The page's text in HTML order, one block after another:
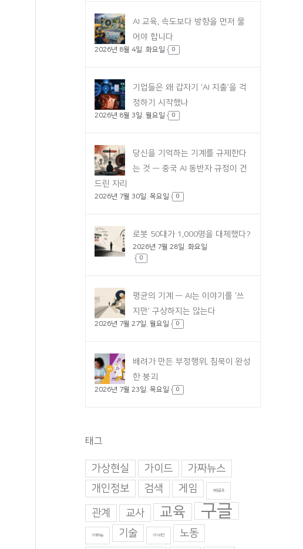
AI 교육, 속도보다 방향을 먼저 물
어야 합니다
2026년 8월 4일. 화요일 0
기업들은 왜 갑자기 ‘AI 지출’을 걱
정하기 시작했나
2026년 8월 3일. 월요일 0
당신을 기억하는 기계를 규제한다
는 것 — 중국 AI 동반자 규정이 건
드린 자리
2026년 7월 30일. 목요일 0
로봇 50대가 1,000명을 대체했다?
2026년 7월 28일. 화요일
0
평균의 기계 — AI는 이야기를 ‘쓰
지만’ 구상하지는 않는다
2026년 7월 27일. 월요일 0
배려가 만든 부정행위, 침묵이 완성
한 붕괴
2026년 7월 23일. 목요일 0
태그
가상현실 가이드
가짜뉴스
개인정보
검색 게임 게임중독
관계 교사 교육 구글
기계학습 기술 기지과인
노동